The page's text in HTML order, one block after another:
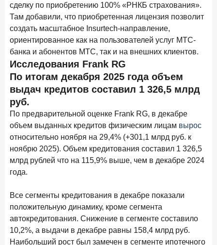
25 марта 2026 года
Ипотека. Итоги работы крупнейших ипотечных банков
в феврале 2026 года
18 марта 2026 года ИССЛЕДОВАНИЕ
Банки начали снижать ставки по вкладам еще до
решения ЦБ
16 марта 2026 года
Frank RG объявила победителей кейс-чемпионата
2026 года
12 марта 2026 года ИССЛЕДОВАНИЕ
Банки ускорили работу с претензиями
Рассылка Frank RG
на банковском рынке
сделку по приобретению 100% «РНКБ страхования».
Там добавили, что приобретенная лицензия позволит
создать масштабное Insurtech-направление,
ориентированное как на пользователей услуг МТС-
банка и абонентов МТС, так и на внешних клиентов.
Исследования Frank RG
По итогам декабря 2025 года объем
выдач кредитов составил 1 326,5 млрд
руб.
По предварительной оценке Frank RG, в декабре
объем выданных кредитов физическим лицам вырос
относительно ноября на 29,4% (+301,1 млрд руб. к
ноябрю 2025). Объем кредитования составил 1 326,5
млрд рублей что на 115,9% выше, чем в декабре 2024
года.
Все сегменты кредитования в декабре показали
положительную динамику, кроме сегмента
автокредитования. Снижение в сегменте составило
10,2%, а выдачи в декабре равны 158,4 млрд руб.
Наибольший рост был замечен в сегменте ипотечного